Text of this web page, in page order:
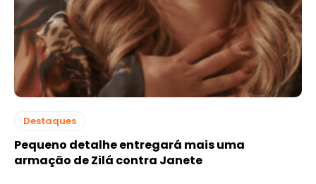
Destaques
Pequeno detalhe entregará mais uma
armação de Zilá contra Janete